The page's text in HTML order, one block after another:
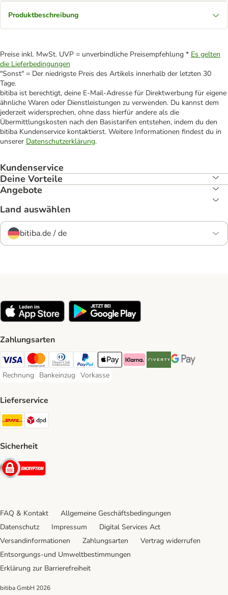
Produktbeschreibung
Preise inkl. MwSt. UVP = unverbindliche Preisempfehlung * Es gelten
die Lieferbedingungen
"Sonst" = Der niedrigste Preis des Artikels innerhalb der letzten 30
Tage.
bitiba ist berechtigt, deine E-Mail-Adresse für Direktwerbung für eigene
ähnliche Waren oder Dienstleistungen zu verwenden. Du kannst dem
jederzeit widersprechen, ohne dass hierfür andere als die
Übermittlungskosten nach den Basistarifen entstehen, indem du den
bitiba Kundenservice kontaktierst. Weitere Informationen findest du in
unserer Datenschutzerklärung.
Kundenservice
Deine Vorteile
Angebote
Land auswählen
bitiba.de / de
Zahlungsarten
Visa Payment Method
Mastercard Payment Method
Diners Club Payment Method
PayPal Payment Method
Apple Pay Payment Method
Klarna Payment Method
Riverty Payment Method
Google Pay
Rechnung
Rechnung Payment Method
Bankeinzug
Bankeinzug Payment Method
Vorkasse
Vorkasse Payment Method
Lieferservice
DHL Shipping Method
Sicherheit
Security
FAQ & Kontakt
Allgemeine Geschäftsbedingungen
Datenschutz
Impressum
Digital Services Act
Versandinformationen
Zahlungsarten
Vertrag widerrufen
Entsorgungs-und Umweltbestimmungen
Erklärung zur Barrierefreiheit
bitiba GmbH 2026